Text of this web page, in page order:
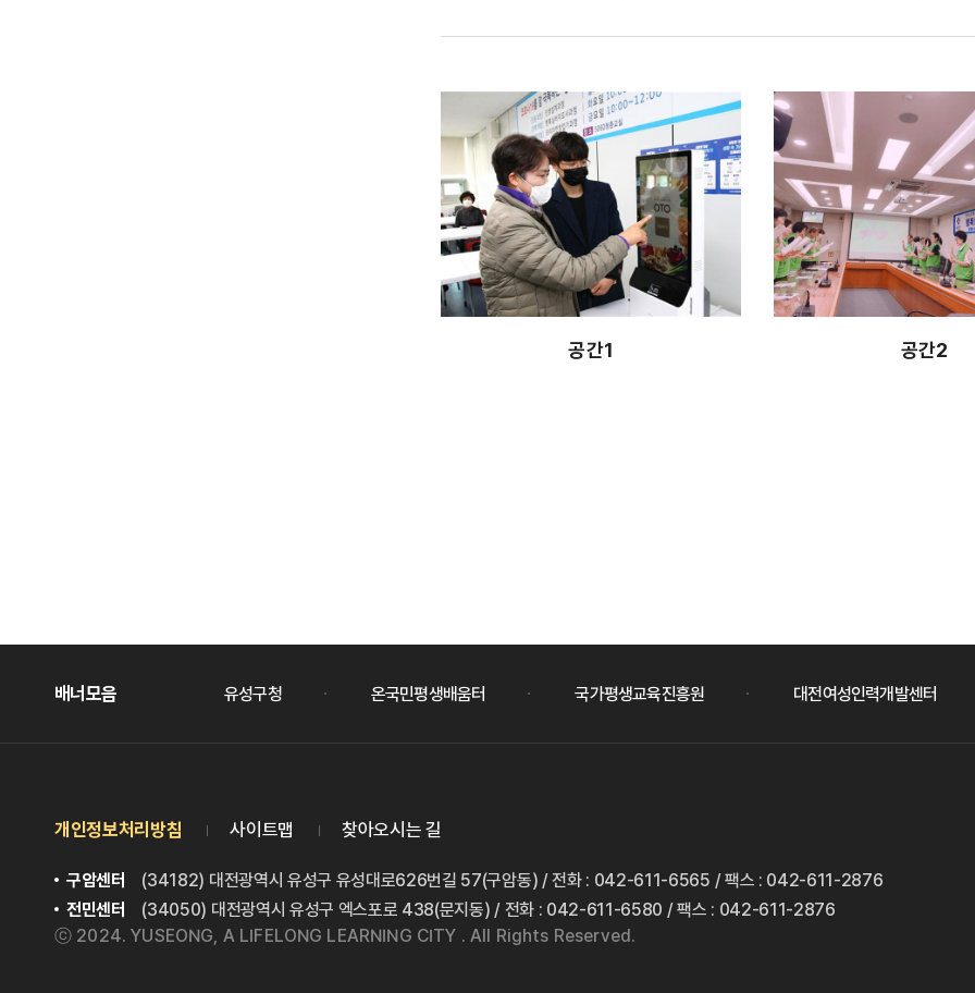
공간1 공간2
배너모음
대전평생교육진흥원 유성구청 온국민평생배움터 국가평생교육진흥원 대전여성인력개발센터
개인정보처리방침 사이트맵 찾아오시는 길
구암센터 (34182) 대전광역시 유성구 유성대로626번길 57(구암동) / 전화 : 042-611-6565 / 팩스 : 042-611-2876
전민센터
(34050) 대전광역시 유성구 엑스포로 438(문지동)/ 전화 : 042-611-6580 / 팩스 : 042-611-2876
ⓒ 2024. YUSEONG, A LIFELONG LEARNING CITY . All Rights Reserved.